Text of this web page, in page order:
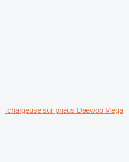
chargeuse sur pneus Daewoo Mega